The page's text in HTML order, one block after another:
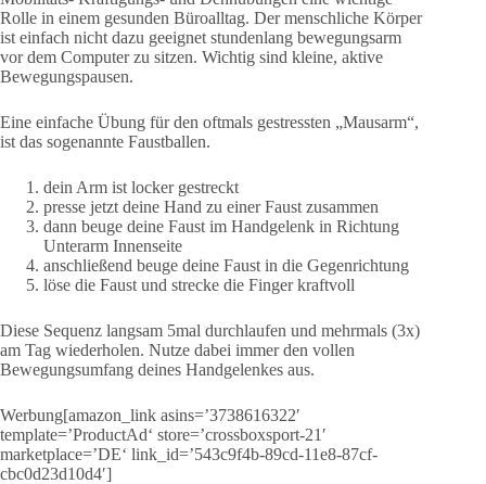
Rolle in einem gesunden Büroalltag. Der menschliche Körper
ist einfach nicht dazu geeignet stundenlang bewegungsarm
vor dem Computer zu sitzen. Wichtig sind kleine, aktive
Bewegungspausen.
Eine einfache Übung für den oftmals gestressten „Mausarm“,
ist das sogenannte Faustballen.
dein Arm ist locker gestreckt
presse jetzt deine Hand zu einer Faust zusammen
dann beuge deine Faust im Handgelenk in Richtung
Unterarm Innenseite
anschließend beuge deine Faust in die Gegenrichtung
löse die Faust und strecke die Finger kraftvoll
Diese Sequenz langsam 5mal durchlaufen und mehrmals (3x)
am Tag wiederholen. Nutze dabei immer den vollen
Bewegungsumfang deines Handgelenkes aus.
Werbung[amazon_link asins=’3738616322′
template=’ProductAd‘ store=’crossboxsport-21′
marketplace=’DE‘ link_id=’543c9f4b-89cd-11e8-87cf-
cbc0d23d10d4′]